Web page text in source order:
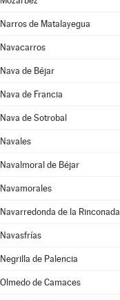
Narros de Matalayegua
Navacarros
Nava de Béjar
Nava de Francia
Nava de Sotrobal
Navales
Navalmoral de Béjar
Navamorales
Navarredonda de la Rinconada
Navasfrías
Negrilla de Palencia
Olmedo de Camaces